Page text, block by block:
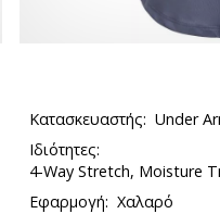
Κατασκευαστής: Under
Ιδιότητες:
4-Way Stretch, Moisture
Εφαρμογή: Χαλαρό